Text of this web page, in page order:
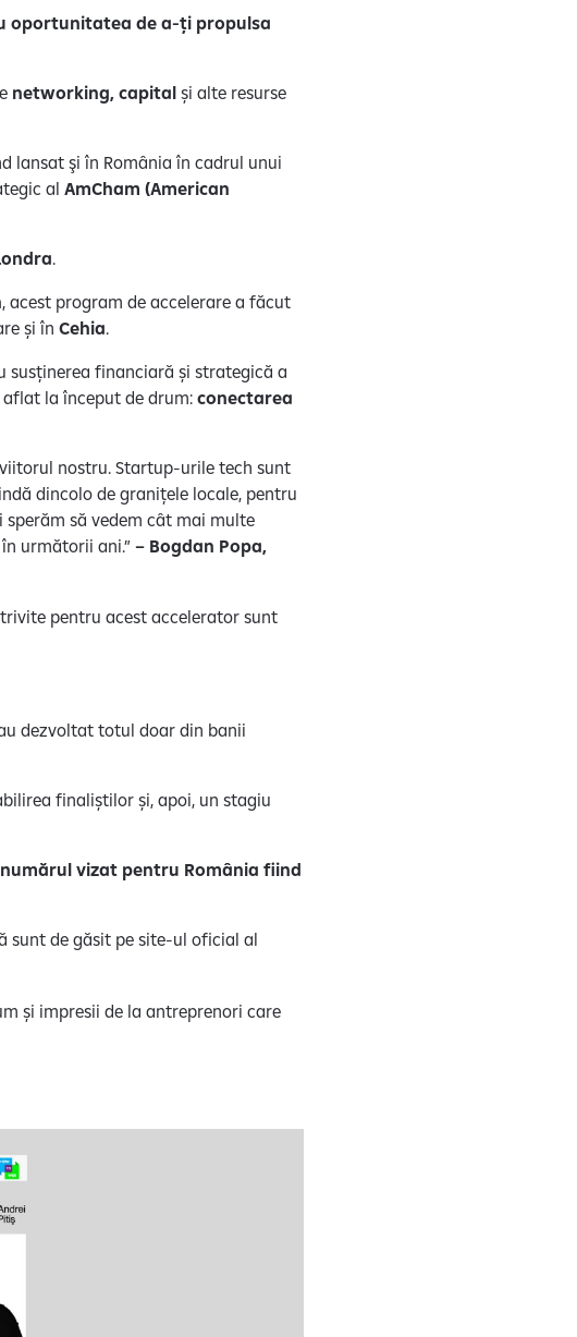
oportunitatea de a-ți propulsa
networking, capital și alte resurse
lansat şi în România în cadrul unui
alAmCham (American
.
, acest program de accelerare a făcut
și înCehia.
susținerea financiară și strategică a
la început de drum:conectarea
nostru. Startup-urile tech sunt
dincolo de granițele locale, pentru
sperăm să vedem cât mai multe
următorii ani.”– Bogdan Popa,
pentru acest accelerator sunt
dezvoltat totul doar din banii
finaliștilor și, apoi, un stagiu
numărul vizat pentru România fiind
sunt de găsit pe site-ul oficial al
și impresii de la antreprenori care